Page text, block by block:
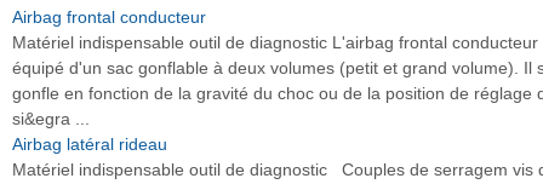
Airbag frontal conducteur
Matériel indispensable outil de diagnostic L'airbag frontal conducteur
équipé d'un sac gonflable à deux volumes (petit et grand volume). Il
gonfle en fonction de la gravité du choc ou de la position de réglage
si&egra ...
Airbag latéral rideau
Matériel indispensable outil de diagnostic Couples de serragem vis